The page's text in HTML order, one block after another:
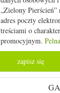
„Zielony Pierścień”
adres poczty
treściami o
promocyjnym.